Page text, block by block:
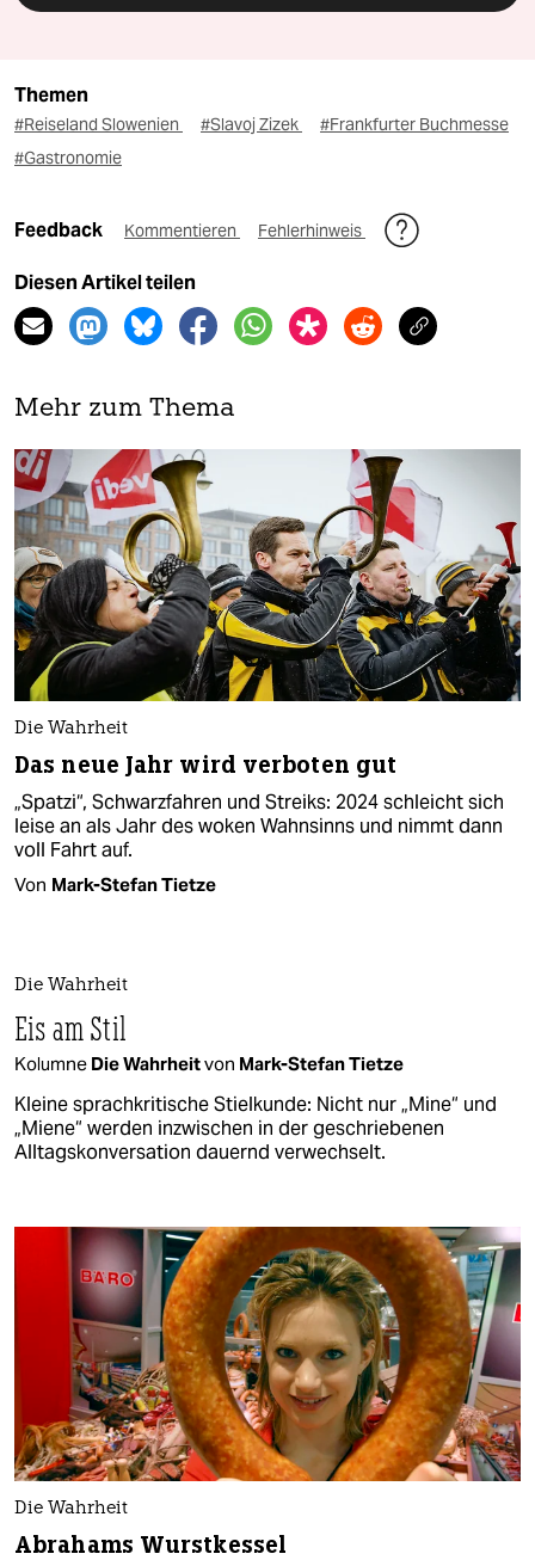
Themen
#Reiseland Slowenien #Slavoj Zizek
#Frankfurter Buchmesse
#Gastronomie
Feedback Kommentieren Fehlerhinweis
Diesen Artikel teilen
Mehr zum Thema
Die Wahrheit
Das neue Jahr wird verboten gut
„Spatzi“, Schwarzfahren und Streiks: 2024 schleicht sich
leise an als Jahr des woken Wahnsinns und nimmt dann
voll Fahrt auf.
Von Mark-Stefan Tietze
Die Wahrheit
Eis am Stil
Kolumne Die Wahrheitvon Mark-Stefan Tietze
Kleine sprachkritische Stielkunde: Nicht nur „Mine“ und
„Miene“ werden inzwischen in der geschriebenen
Alltagskonversation dauernd verwechselt.
Die Wahrheit
Abrahams Wurstkessel